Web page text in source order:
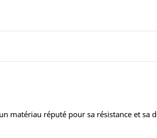
matériau réputé pour sa résistance et